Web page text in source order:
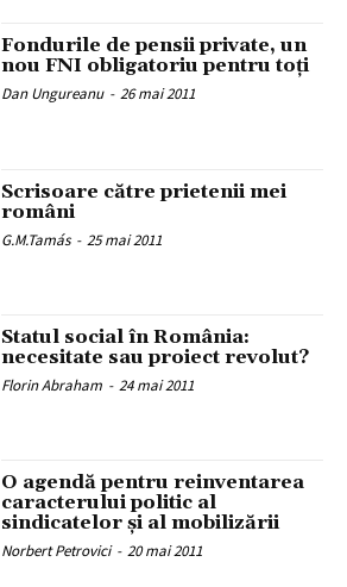
Fondurile de pensii private, un
nou FNI obligatoriu pentru toți
Dan Ungureanu - 26 mai 2011
Scrisoare către prietenii mei
români
G.M.Tamás - 25 mai 2011
Statul social în România:
necesitate sau proiect revolut?
Florin Abraham - 24 mai 2011
O agendă pentru reinventarea
caracterului politic al
sindicatelor și al mobilizării
Norbert Petrovici - 20 mai 2011